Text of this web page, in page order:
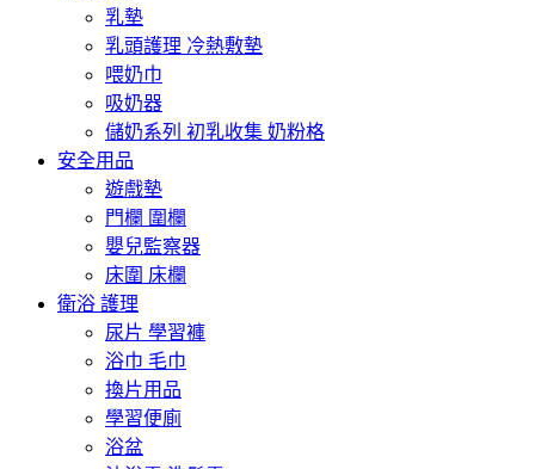
乳墊
乳頭護理 冷熱敷墊
喂奶巾
吸奶器
儲奶系列 初乳收集 奶粉格
安全用品
遊戲墊
門欄 圍欄
嬰兒監察器
床圍 床欄
衛浴 護理
尿片 學習褲
浴巾 毛巾
換片用品
學習便廁
浴盆